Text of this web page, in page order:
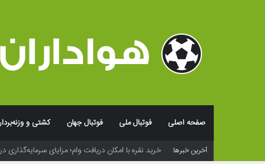
صفحه اصلی فوتبال ملی فوتبال جهان کشتی و
آخرین خبرها خرید نقره با امکان دریافت وام؛ مزایای سرمایه‌گذاری